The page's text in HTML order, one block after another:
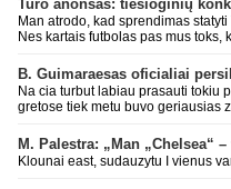
Man atrodo, kad sprendimas
Nes kartais futbolas pas mus
kaip alaus butelys, kurį ką tik
nieką“), kuris kiek girdėjau, įpūtė
B. Guimaraesas oficialiai
Na cia turbut labiau prasauti tokiu
gretose tiek metu buvo geriausias
Klounai east, sudauzytu I vienus